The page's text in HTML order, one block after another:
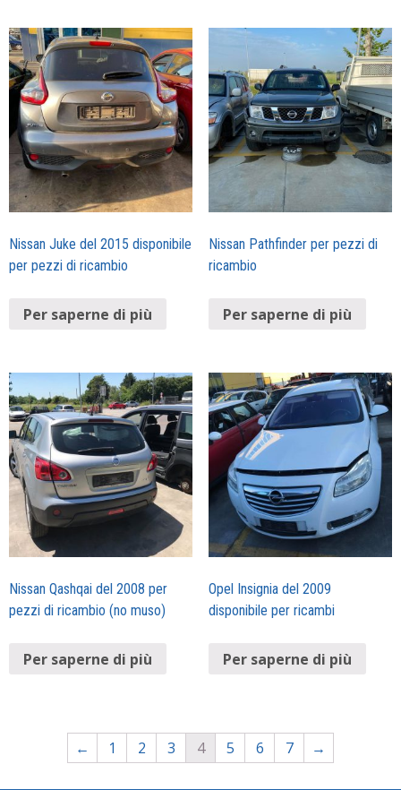
Nissan Juke del 2015 disponibile
per pezzi di ricambio
Per saperne di più
Nissan Pathfinder per pezzi di
ricambio
Per saperne di più
Nissan Qashqai del 2008 per
pezzi di ricambio (no muso)
Per saperne di più
Opel Insignia del 2009
disponibile per ricambi
Per saperne di più
← 1 2 3 4 5 6 7 →